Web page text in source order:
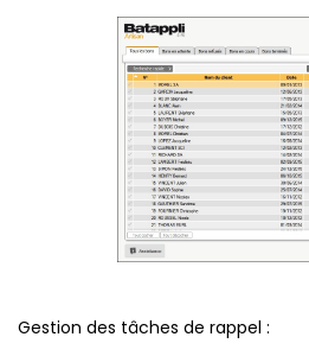
Gestion des tâches de rappel :